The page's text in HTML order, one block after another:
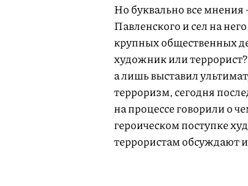
Но буквально все
Павленского и сел на
крупных общественных
художник или
а лишь выставил
терроризм, сегодня
на процессе говорили о
героическом поступке
террористам обсуждают